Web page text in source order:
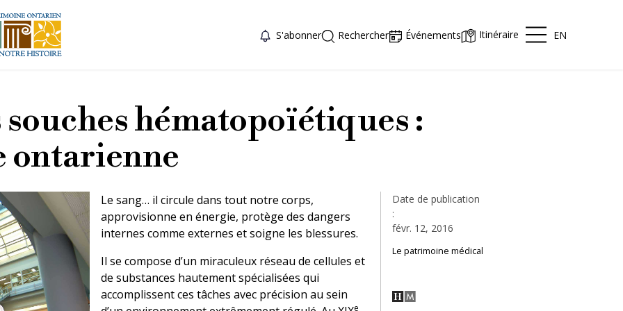
S'abonner Rechercher Événements Itinéraire EN
hématopoïétiques :
ontarienne
Date de publication
:
févr. 12, 2016
Le patrimoine médical
Le sang… il circule dans tout notre corps,
approvisionne en énergie, protège des dangers
internes comme externes et soigne les blessures.
Il se compose d’un miraculeux réseau de cellules et
de substances hautement spécialisées qui
accomplissent ces tâches avec précision au sein
e